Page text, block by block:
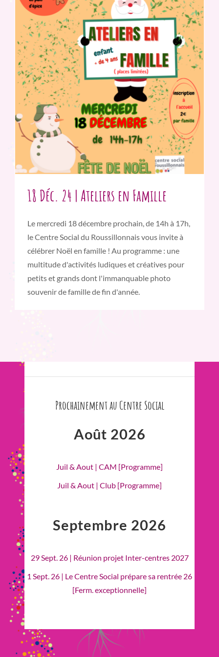
18 Déc. 24 | Ateliers en Famille
Le mercredi 18 décembre prochain, de 14h à 17h,
le Centre Social du Roussillonnais vous invite à
célébrer Noël en famille ! Au programme : une
multitude d'activités ludiques et créatives pour
petits et grands dont l'immanquable photo
souvenir de famille de fin d'année.
Prochainement au Centre Social
Août 2026
Juil & Aout | CAM [Programme]
Juil & Aout | Club [Programme]
Septembre 2026
29 Sept. 26 | Réunion projet Inter-centres 2027
1 Sept. 26 | Le Centre Social prépare sa rentrée 26
[Ferm. exceptionnelle]